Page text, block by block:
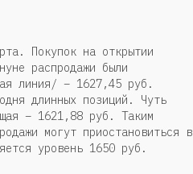
Покупок на открытии
распродажи были
линия/ – 1627,45 руб.
длинных позиций. Чуть
– 1621,88 руб. Таким
могут приостановиться в
уровень 1650 руб.